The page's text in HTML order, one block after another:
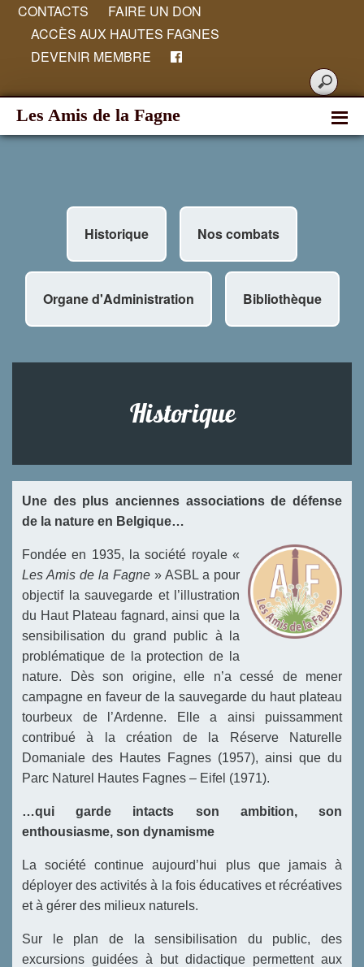
CONTACTS
FAIRE UN DON
ACCÈS AUX HAUTES FAGNES
DEVENIR MEMBRE
Les Amis de la Fagne
Historique Nos combats
Organe d'Administration Bibliothèque
Historique
Une des plus anciennes associations de défense
de la nature en Belgique…
Fondée en 1935, la société royale «
Les Amis de la Fagne » ASBL a pour
objectif la sauvegarde et l’illustration
du Haut Plateau fagnard, ainsi que la
sensibilisation du grand public à la
problématique de la protection de la
nature. Dès son origine, elle n’a cessé de mener
campagne en faveur de la sauvegarde du haut plateau
tourbeux de l’Ardenne. Elle a ainsi puissamment
contribué à la création de la Réserve Naturelle
Domaniale des Hautes Fagnes (1957), ainsi que du
Parc Naturel Hautes Fagnes – Eifel (1971).
…qui garde intacts son ambition, son
enthousiasme, son dynamisme
La société continue aujourd’hui plus que jamais à
déployer des activités à la fois éducatives et récréatives
et à gérer des milieux naturels.
Sur le plan de la sensibilisation du public, des
excursions guidées à but didactique permettent aux